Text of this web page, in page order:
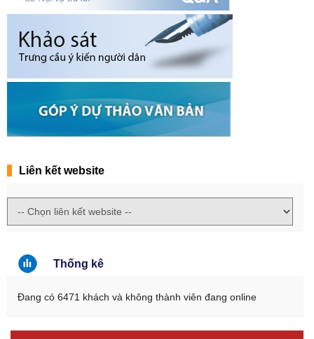
Liên kết website
Thống kê
Đang có 6471 khách và không thành viên đang online